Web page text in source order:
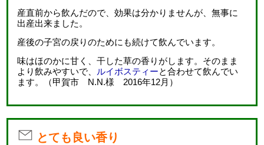
産直前から飲んだので、効果は分かりませんが、無事に
出産出来ました。
産後の子宮の戻りのためにも続けて飲んでいます。
味はほのかに甘く、干した草の香りがします。そのまま
より飲みやすいで、
ルイボスティーと合わせて飲んでい
ます。（甲賀市 N.N.様 2016年12月）
とても良い香り